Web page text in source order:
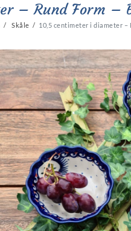
– Rund Form
Skåle 10,5 centimeter i diameter –